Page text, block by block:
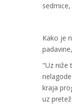
Kako je
"Uz niže
kraja
uz